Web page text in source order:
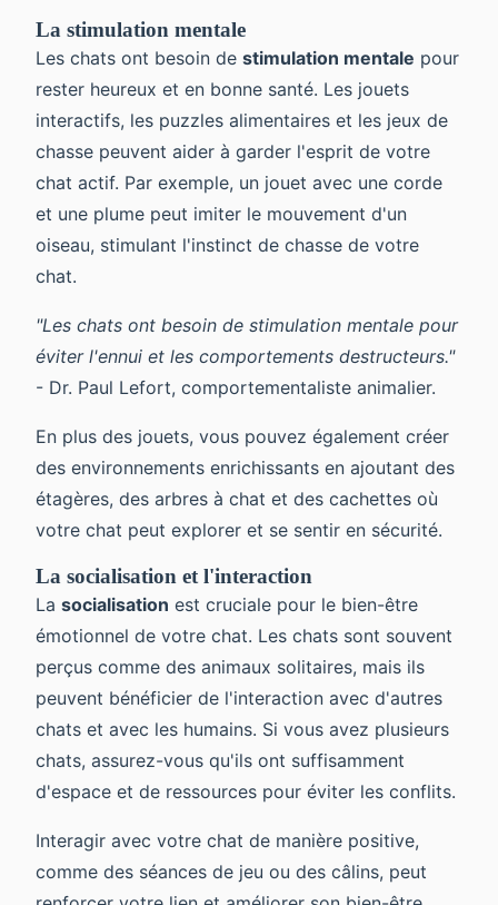
La stimulation mentale
Les chats ont besoin de stimulation mentale pour
rester heureux et en bonne santé. Les jouets
interactifs, les puzzles alimentaires et les jeux de
chasse peuvent aider à garder l'esprit de votre
chat actif. Par exemple, un jouet avec une corde
et une plume peut imiter le mouvement d'un
oiseau, stimulant l'instinct de chasse de votre
chat.
"Les chats ont besoin de stimulation mentale pour
éviter l'ennui et les comportements destructeurs."
- Dr. Paul Lefort, comportementaliste animalier.
En plus des jouets, vous pouvez également créer
des environnements enrichissants en ajoutant des
étagères, des arbres à chat et des cachettes où
votre chat peut explorer et se sentir en sécurité.
La socialisation et l'interaction
La socialisation est cruciale pour le bien-être
émotionnel de votre chat. Les chats sont souvent
perçus comme des animaux solitaires, mais ils
peuvent bénéficier de l'interaction avec d'autres
chats et avec les humains. Si vous avez plusieurs
chats, assurez-vous qu'ils ont suffisamment
d'espace et de ressources pour éviter les conflits.
Interagir avec votre chat de manière positive,
comme des séances de jeu ou des câlins, peut